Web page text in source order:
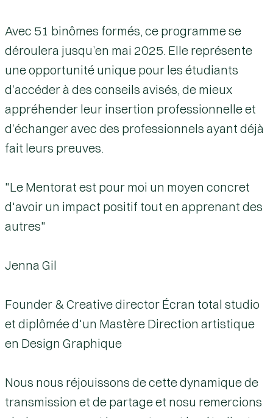
Avec 51 binômes formés, ce programme se
déroulera jusqu’en mai 2025. Elle représente
une opportunité unique pour les étudiants
d’accéder à des conseils avisés, de mieux
appréhender leur insertion professionnelle et
d’échanger avec des professionnels ayant déjà
fait leurs preuves.
"Le Mentorat est pour moi un moyen concret
d'avoir un impact positif tout en apprenant des
autres"
Jenna Gil
Founder & Creative director Écran total studio
et diplômée d'un Mastère Direction artistique
en Design Graphique
Nous nous réjouissons de cette dynamique de
transmission et de partage et nosu remercions